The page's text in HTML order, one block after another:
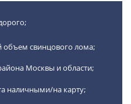
свинцового лома;
Москвы и области;
наличными/на карту;